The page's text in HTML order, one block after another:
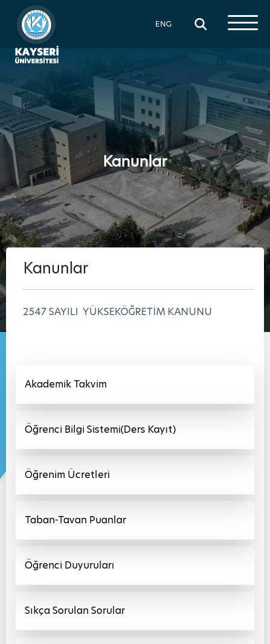
ENG ×
Kanunlar
Kanunlar
2547 SAYILI YÜKSEKÖĞRETİM KANUNU
Akademik Takvim
Öğrenci Bilgi Sistemi(Ders Kayıt)
Öğrenim Ücretleri
Taban-Tavan Puanlar
Öğrenci Duyuruları
Sıkça Sorulan Sorular